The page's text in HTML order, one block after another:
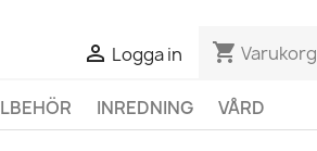
 Logga in shopping_cart Varukorg
INREDNING VÅRD